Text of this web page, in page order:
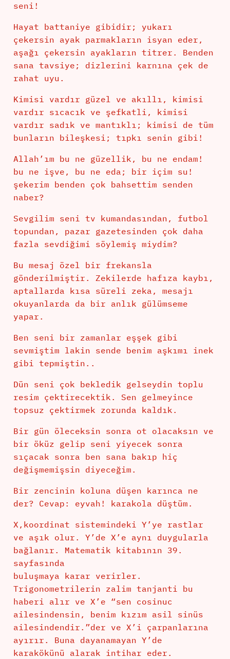
seni!
Hayat battaniye gibidir; yukarı
çekersin ayak parmakların isyan eder,
aşağı çekersin ayakların titrer. Benden
sana tavsiye; dizlerini karnına çek de
rahat uyu.
Kimisi vardır güzel ve akıllı, kimisi
vardır sıcacık ve şefkatli, kimisi
vardır sadık ve mantıklı; kimisi de tüm
bunların bileşkesi; tıpkı senin gibi!
Allah’ım bu ne güzellik, bu ne endam!
bu ne işve, bu ne eda; bir içim su!
şekerim benden çok bahsettim senden
naber?
Sevgilim seni tv kumandasından, futbol
topundan, pazar gazetesinden çok daha
fazla sevdiğimi söylemiş miydim?
Bu mesaj özel bir frekansla
gönderilmiştir. Zekilerde hafıza kaybı,
aptallarda kısa süreli zeka, mesajı
okuyanlarda da bir anlık gülümseme
yapar.
Ben seni bir zamanlar eşşek gibi
sevmiştim lakin sende benim aşkımı inek
gibi tepmiştin..
Dün seni çok bekledik gelseydin toplu
resim çektirecektik. Sen gelmeyince
topsuz çektirmek zorunda kaldık.
Bir gün öleceksin sonra ot olacaksın ve
bir öküz gelip seni yiyecek sonra
sıçacak sonra ben sana bakıp hiç
değişmemişsin diyeceğim.
Bir zencinin koluna düşen karınca ne
der? Cevap: eyvah! karakola düştüm.
X,koordinat sistemindeki Y’ye rastlar
ve aşık olur. Y’de X’e aynı duygularla
bağlanır. Matematik kitabının 39.
sayfasında
buluşmaya karar verirler.
Trigonometrilerin zalim tanjanti bu
haberi alır ve X’e “sen cosinuc
ailesindensin, benim kızım asil sinüs
ailesindendir.”der ve X’i çarpanlarına
ayırır. Buna dayanamayan Y’de
karakökünü alarak intihar eder.